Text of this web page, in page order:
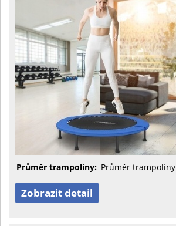
Průměr trampolíny: Průměr trampolíny
Zobrazit detail